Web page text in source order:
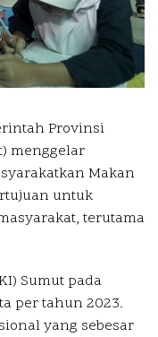
Provinsi
menggelar
Makan
untuk
terutama
Sumut pada
per tahun 2023.
yang sebesar